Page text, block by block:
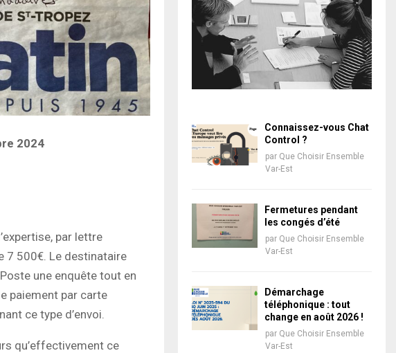
2024
par lettre
7 500€. Le destinataire
une enquête tout en
paiement par carte
ce type d’envoi.
qu’effectivement ce
Connaissez-vous Chat
Control ?
par Que Choisir Ensemble
Var-Est
Fermetures pendant
les congés d’été
par Que Choisir Ensemble
Var-Est
Démarchage
téléphonique : tout
change en août 2026 !
par Que Choisir Ensemble
Var-Est